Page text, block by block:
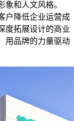
和人文风格。
户降低企业运营成
度拓展设计的商业
用品牌的力量驱动